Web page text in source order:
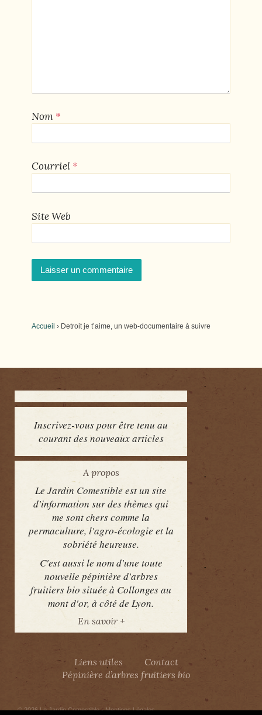
Nom *
Courriel *
Site Web
Accueil › Detroit je t’aime, un web-documentaire à suivre
Inscrivez-vous pour être tenu au
courant des nouveaux articles
A propos
Le Jardin Comestible est un site
d'information sur des thèmes qui
me sont chers comme la
permaculture, l'agro-écologie et la
sobriété heureuse.
C'est aussi le nom d'une toute
nouvelle pépinière d'arbres
fruitiers bio située à Collonges au
mont d'or, à côté de Lyon.
En savoir +
Liens utiles
Contact
Pépinière d’arbres fruitiers bio
© 2026Le Jardin Comestible-Mentions Légales